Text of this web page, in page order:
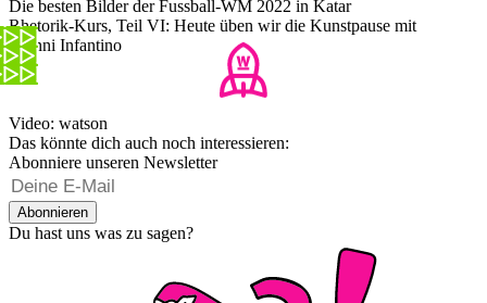
Die besten Bilder der Fussball-WM 2022 in Katar
Rhetorik-Kurs, Teil VI: Heute üben wir die Kunstpause mit
Gianni Infantino
Video: watson
Das könnte dich auch noch interessieren:
Abonniere unseren Newsletter
Abonnieren
Du hast uns was zu sagen?